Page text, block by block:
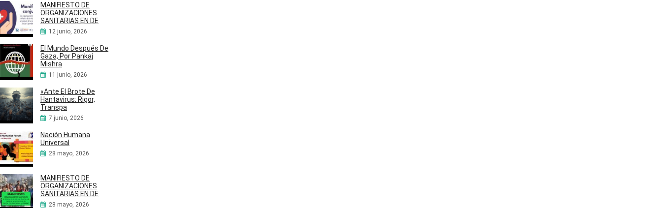
MANIFIESTO DE
ORGANIZACIONES
SANITARIAS EN DE
12 junio, 2026
El Mundo Después De
Gaza, Por Pankaj
Mishra
11 junio, 2026
«Ante El Brote De
Hantavirus: Rigor,
Transpa
7 junio, 2026
Nación Humana
Universal
28 mayo, 2026
MANIFIESTO DE
ORGANIZACIONES
SANITARIAS EN DE
28 mayo, 2026